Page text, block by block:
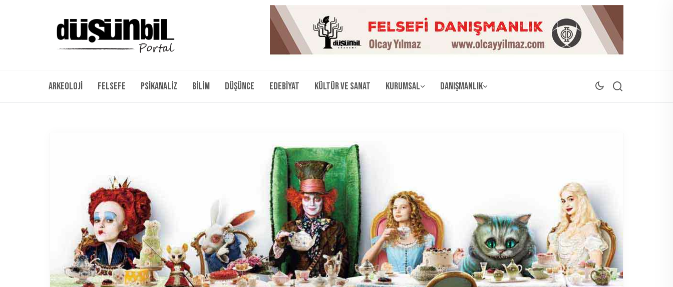
Arkeoloji Felsefe Psikanaliz Bilim Düşünce Edebiyat Kültür ve Sanat Kurumsal Danışmanlık